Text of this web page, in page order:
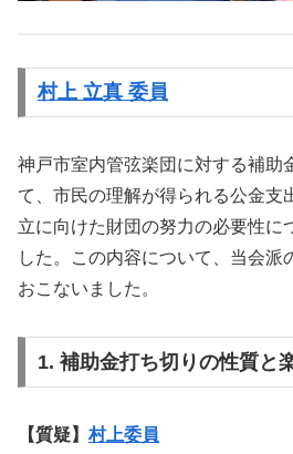
村上 立真 委員
神戸市室内管弦楽団に対する補助
て、市民の理解が得られる公金支
立に向けた財団の努力の必要性に
した。この内容について、当会派
おこないました。
1. 補助金打ち切りの性質と
【質疑】村上委員